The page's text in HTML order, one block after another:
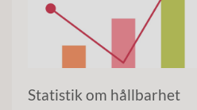
Statistik om hållbarhet